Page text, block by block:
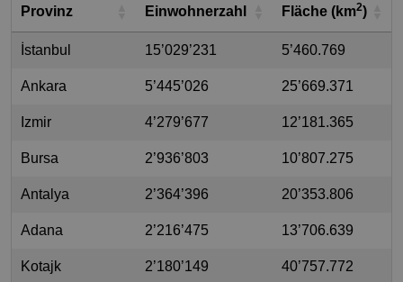
Provinz Einwohnerzahl Fläche (km2)
İstanbul 15’029’231 5’460.769
Ankara 5’445’026 25’669.371
Izmir 4’279’677 12’181.365
Bursa 2’936’803 10’807.275
Antalya 2’364’396 20’353.806
Adana 2’216’475 13’706.639
Kotajk 2’180’149 40’757.772